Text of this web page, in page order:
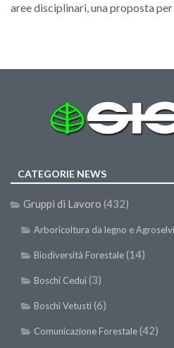
aree disciplinari, una proposta per
CATEGORIE NEWS
Gruppi di Lavoro (432)
Arboricoltura da legno e
Biodiversità Forestale(14)
Boschi Cedui(3)
Boschi Vetusti(6)
Comunicazione Forestale(42)